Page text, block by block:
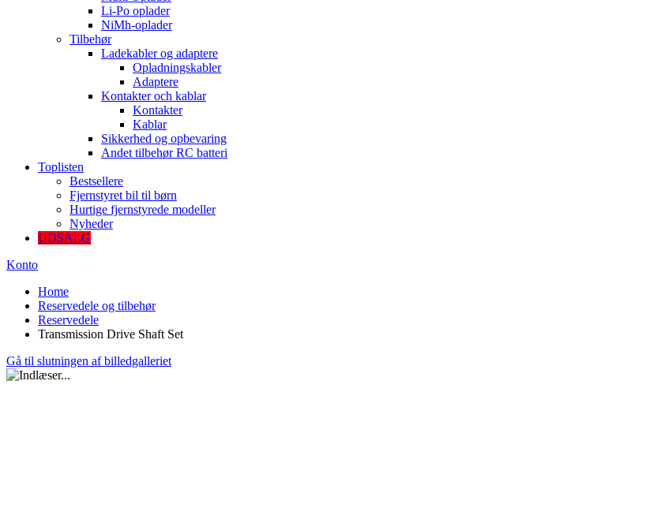
Li-Po oplader
NiMh-oplader
Tilbehør
Ladekabler og adaptere
Opladningskabler
Adaptere
Kontakter och kablar
Kontakter
Kablar
Sikkerhed og opbevaring
Andet tilbehør RC batteri
Toplisten
Bestsellere
Fjernstyret bil til børn
Hurtige fjernstyrede modeller
Nyheder
UDSALG
Konto
Home
Reservedele og tilbehør
Reservedele
Transmission Drive Shaft Set
Gå til slutningen af billedgalleriet